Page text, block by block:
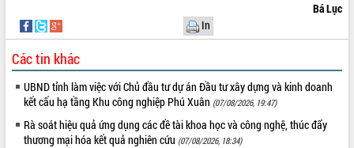
tiến đầu tư tỉnh
Ngành cá ngừ Đắk Lắk chủ động thích
ứng để giữ vững thị trường xuất khẩu
Diễn đàn Kinh tế tư nhân Việt Nam đột
phá cơ chế - Hợp tác công tư
Đề án 06 tạo bước ngoặt đột phá trong
cải cách hành chính tỉnh Đắk Lắk
Kết nối tour, đẩy mạnh chuyển đổi số
Bá Lục
In
Các tin khác
UBND tỉnh làm việc với Chủ đầu tư dự án Đầu tư xây dựng và kinh doanh
kết cấu hạ tầng Khu công nghiệp Phú Xuân (07/08/2026, 19:47)
Rà soát hiệu quả ứng dụng các đề tài khoa học và công nghệ, thúc đẩy
thương mại hóa kết quả nghiên cứu (07/08/2026, 18:34)